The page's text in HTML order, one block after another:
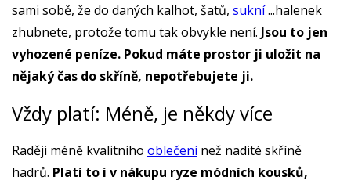
sami sobě, že do daných kalhot, šatů, sukní...halenek
zhubnete, protože tomu tak obvykle není. Jsou to jen
vyhozené peníze. Pokud máte prostor ji uložit na
nějaký čas do skříně, nepotřebujete ji.
Vždy platí: Méně, je někdy více
Raději méně kvalitního oblečenínež nadité skříně
hadrů. Platí to i v nákupu ryze módních kousků,